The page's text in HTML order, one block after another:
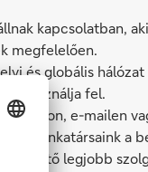
kapcsolatban,
megfelelően.
és globális
használja fel.
e-mailen
munkatársaink a
a lehető legjobb